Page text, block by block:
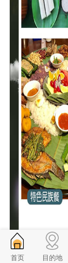
首页 目的地